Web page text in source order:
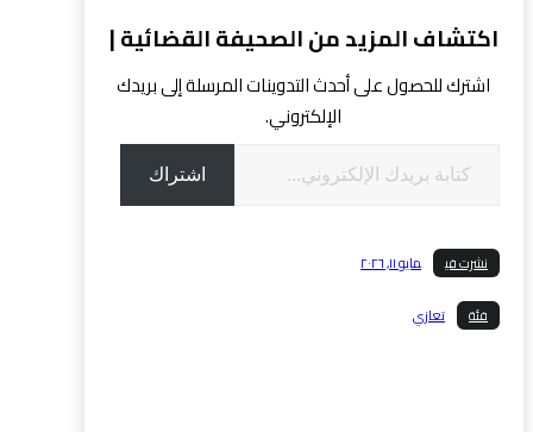
اكتشاف المزيد من الصحيفة القضائية |
اشترك للحصول على أحدث التدوينات المرسلة إلى بريدك
الإلكتروني.
اشتراك
نشرت في مايو ١١, ٢٠٢٦
فئة تعازي